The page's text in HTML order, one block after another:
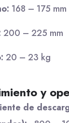
168 – 175 mm
200 – 225 mm
20 – 23 kg
y
de